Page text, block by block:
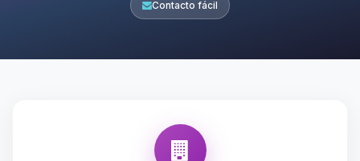
Contacto fácil